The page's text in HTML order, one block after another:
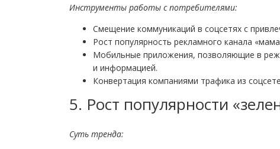
Инструменты работы с потребителями:
Смещение коммуникаций в соцсетях с
Рост популярность рекламного канала
Мобильные приложения, позволяющие в
и информацией.
Конвертация компаниями трафика из
5. Рост популярности
Суть тренда: